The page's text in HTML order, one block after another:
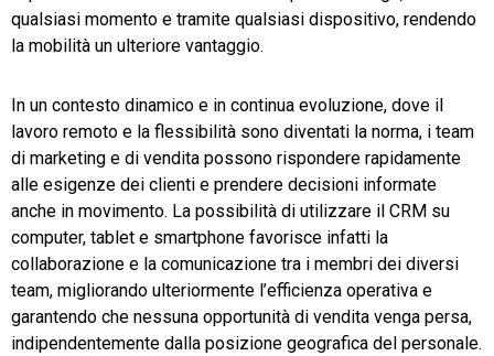
qualsiasi momento e tramite qualsiasi dispositivo, rendendo
la mobilità un ulteriore vantaggio.
In un contesto dinamico e in continua evoluzione, dove il
lavoro remoto e la flessibilità sono diventati la norma, i team
di marketing e di vendita possono rispondere rapidamente
alle esigenze dei clienti e prendere decisioni informate
anche in movimento. La possibilità di utilizzare il CRM su
computer, tablet e smartphone favorisce infatti la
collaborazione e la comunicazione tra i membri dei diversi
team, migliorando ulteriormente l’efficienza operativa e
garantendo che nessuna opportunità di vendita venga persa,
indipendentemente dalla posizione geografica del personale.